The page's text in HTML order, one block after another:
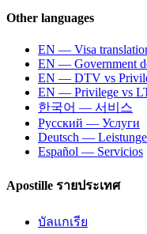
Other languages
EN — Visa
EN — Government
EN — DTV vs
EN — Privilege vs
한국어 — 서비스
Русский — Услуги
Deutsch —
Español — Servicios
Apostille รายประเทศ
บัลแกเรีย